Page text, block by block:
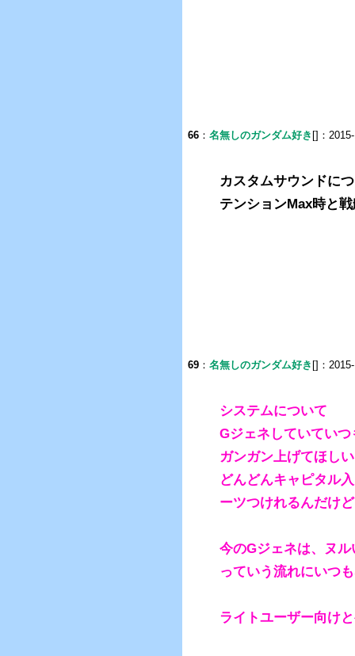
66 ： 名無しのガンダム好き []：
カスタムサウンドに
テンションMax時と
69 ： 名無しのガンダム好き []：
システムについて
Gジェネしていてい
ガンガン上げてほし
どんどんキャピタル
ーツつけれるんだけ
今のGジェネは、ヌ
っていう流れにいつ
ライトユーザー向け